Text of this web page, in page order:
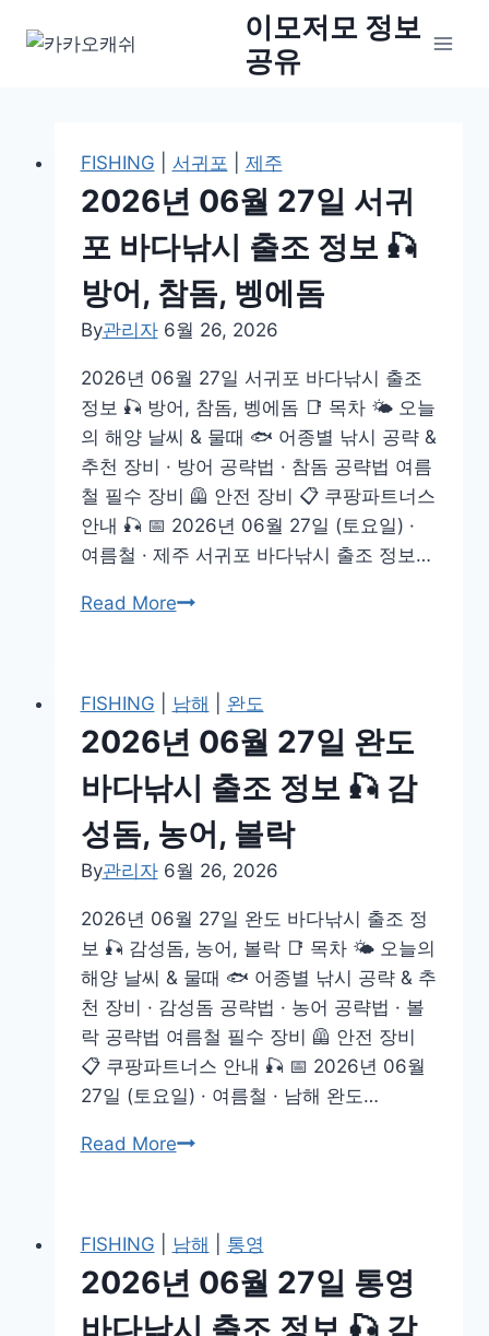
이모저모 정보
공유
FISHING 서귀포 제주
2026년 06월 27일 서귀
포 바다낚시 출조 정보 🎣
방어, 참돔, 벵에돔
By관리자 6월 26, 2026
2026년 06월 27일 서귀포 바다낚시 출조
정보 🎣 방어, 참돔, 벵에돔 📑 목차 🌤️ 오늘
의 해양 날씨 & 물때 🐟 어종별 낚시 공략 &
추천 장비 · 방어 공략법 · 참돔 공략법 여름
철 필수 장비 🦺 안전 장비 📋 쿠팡파트너스
안내 🎣 📅 2026년 06월 27일 (토요일) ·
여름철 · 제주 서귀포 바다낚시 출조 정보…
Read More2026
월
27
일
서
포
바
낚
시
출
조
정
보
🎣
벵
에
FISHING 남해 완도
2026년 06월 27일 완도
바다낚시 출조 정보 🎣 감
성돔, 농어, 볼락
By관리자 6월 26, 2026
2026년 06월 27일 완도 바다낚시 출조 정
보 🎣 감성돔, 농어, 볼락 📑 목차 🌤️ 오늘의
해양 날씨 & 물때 🐟 어종별 낚시 공략 & 추
천 장비 · 감성돔 공략법 · 농어 공략법 · 볼
락 공략법 여름철 필수 장비 🦺 안전 장비
📋 쿠팡파트너스 안내 🎣 📅 2026년 06월
27일 (토요일) · 여름철 · 남해 완도…
Read More2026
월
27
일
완
FISHING 남해 통영
2026년 06월 27일 통영
바다낚시 출조 정보 🎣 감